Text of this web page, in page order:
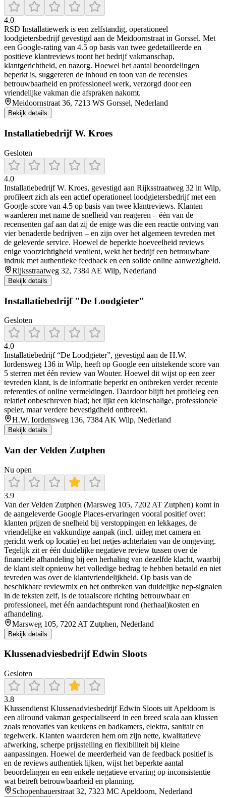
4.0
RSD Installatiewerk is een zelfstandig, operationeel
loodgietersbedrijf gevestigd aan de Meidoornstraat in Gorssel. Met
een Google-rating van 4.5 op basis van twee gedetailleerde en
positieve klantreviews toont het bedrijf vakmanschap,
klantgerichtheid, en nazorg. Hoewel het aantal beoordelingen
beperkt is, suggereren de inhoud en toon van de recensies
betrouwbaarheid en professioneel werk, verzorgd door een
vriendelijke vakman die afspraken nakomt.
Meidoornstraat 36, 7213 WS Gorssel, Nederland
Bekijk details
Installatiebedrijf W. Kroes
Gesloten
4.0
Installatiebedrijf W. Kroes, gevestigd aan Rijksstraatweg 32 in Wilp,
profileert zich als een actief operationeel loodgietersbedrijf met een
Google-score van 4.5 op basis van twee klantreviews. Klanten
waarderen met name de snelheid van reageren – één van de
recensenten gaf aan dat zij de enige was die een reactie ontving van
vier benaderde bedrijven – en zijn over het algemeen tevreden met
de geleverde service. Hoewel de beperkte hoeveelheid reviews
enige voorzichtigheid verdient, wekt het bedrijf een betrouwbare
indruk met authentieke feedback en een solide online aanwezigheid.
Rijksstraatweg 32, 7384 AE Wilp, Nederland
Bekijk details
Installatiebedrijf "De Loodgieter"
Gesloten
4.0
Installatiebedrijf “De Loodgieter”, gevestigd aan de H.W.
Iordensweg 136 in Wilp, heeft op Google een uitstekende score van
5 sterren met één review van Wouter. Hoewel dit wijst op een zeer
tevreden klant, is de informatie beperkt en ontbreken verder recente
referenties of online vermeldingen. Daardoor blijft het profieleg een
relatief onbeschreven blad; het lijkt een kleinschalige, professionele
speler, maar verdere bevestigdheid ontbreekt.
H.W. Iordensweg 136, 7384 AK Wilp, Nederland
Bekijk details
Van der Velden Zutphen
Nu open
3.9
Van der Velden Zutphen (Marsweg 105, 7202 AT Zutphen) komt in
de aangeleverde Google Places-ervaringen vooral positief over:
klanten prijzen de snelheid bij verstoppingen en lekkages, de
vriendelijke en vakkundige aanpak (incl. uitleg met camera en
gericht werk op locatie) en het netjes achterlaten van de omgeving.
Tegelijk zit er één duidelijke negatieve review tussen over de
financiële afhandeling bij een herhaling van dezelfde klacht, waarbij
de klant stelt opnieuw het volledige bedrag te hebben betaald en niet
tevreden was over de klantvriendelijkheid. Op basis van de
beschikbare reviewmix en het ontbreken van duidelijke nep-signalen
in de teksten zelf, is de totaalscore richting betrouwbaar en
professioneel, met één aandachtspunt rond (herhaal)kosten en
afhandeling.
Marsweg 105, 7202 AT Zutphen, Nederland
Bekijk details
Klussenadviesbedrijf Edwin Sloots
Gesloten
3.8
Klussendienst Klussenadviesbedrijf Edwin Sloots uit Apeldoorn is
een allround vakman gespecialiseerd in een breed scala aan klussen
zoals renovaties van keukens en badkamers, elektra, sanitair en
tegelwerk. Klanten waarderen hem om zijn nette, kwalitatieve
afwerking, scherpe prijsstelling en flexibiliteit bij kleine
aanpassingen. Hoewel de meerderheid van de feedback positief is
en de reviews authentiek lijken, wijst het beperkte aantal
beoordelingen en een enkele negatieve ervaring op inconsistentie
wat betreft betrouwbaarheid en planning.
Schopenhauerstraat 32, 7323 MC Apeldoorn, Nederland